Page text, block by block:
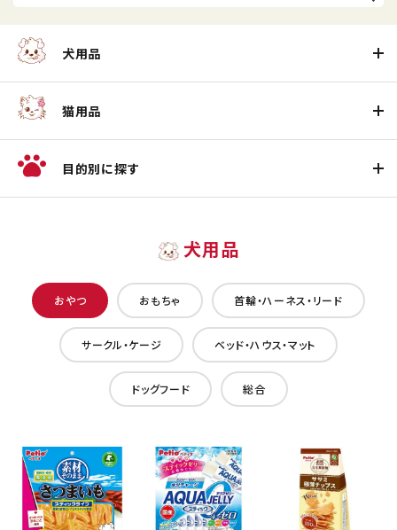
犬用品
猫用品
目的別に探す
犬用品
おやつ おもちゃ 首輪・ハーネス・リード
サークル・ケージ ベッド・ハウス・マット
ドッグフード 総合